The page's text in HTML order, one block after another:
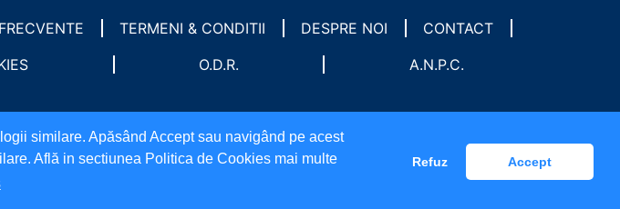
similare. Apăsând Accept sau navigând pe acest
Află in sectiunea Politica de Cookies mai multe
Refuz Accept
TERMENI & CONDITII DESPRE NOI
CONTACT
O.D.R. A.N.P.C.